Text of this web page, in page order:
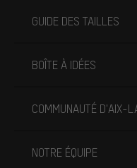
GUIDE DES TAILLES
BOÎTE À IDÉES
COMMUNAUTÉ D'AIX-
NOTRE ÉQUIPE